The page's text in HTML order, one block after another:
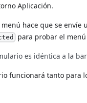
Aplicación.
hace que se envíe
para probar el menú
es idéntica a la
funcionará tanto para